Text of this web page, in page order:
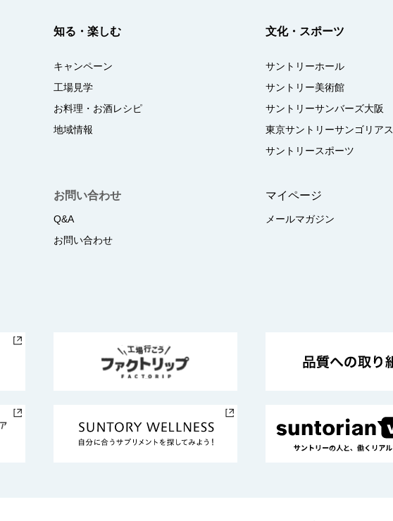
知る・楽しむ
キャンペーン
工場見学
お料理・お酒レシピ
地域情報
文化・スポーツ
サントリーホール
サントリー美術館
サントリーサンバーズ大阪
東京サントリーサンゴリアス
サントリースポーツ
お問い合わせ
Q&A
お問い合わせ
マイページ
メールマガジン